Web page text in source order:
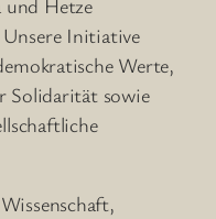
Unsere Initiative
Werte,
Solidarität sowie